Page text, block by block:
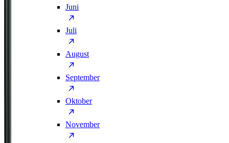
Juni
Juli
August
September
Oktober
November